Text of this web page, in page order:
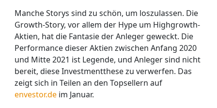
Manche Storys sind zu schön, um loszulassen. Die
Growth-Story, vor allem der Hype um Highgrowth-
Aktien, hat die Fantasie der Anleger geweckt. Die
Performance dieser Aktien zwischen Anfang 2020
und Mitte 2021 ist Legende, und Anleger sind nicht
bereit, diese Investmentthese zu verwerfen. Das
zeigt sich in Teilen an den Topsellern auf
envestor.de im Januar.